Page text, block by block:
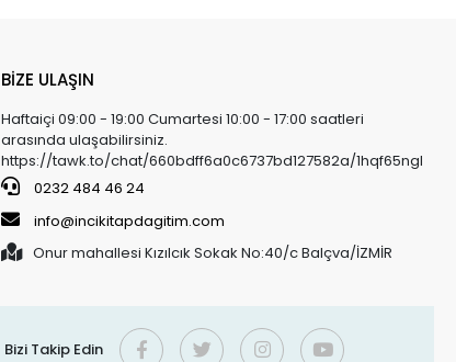
BİZE ULAŞIN
Haftaiçi 09:00 - 19:00 Cumartesi 10:00 - 17:00 saatleri
arasında ulaşabilirsiniz.
https://tawk.to/chat/660bdff6a0c6737bd127582a/1hqf65ngl
0232 484 46 24
info@incikitapdagitim.com
Onur mahallesi Kızılcık Sokak No:40/c Balçva/İZMİR
Bizi Takip Edin